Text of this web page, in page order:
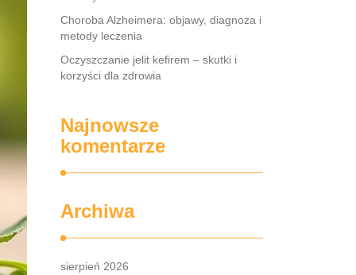
Choroba Alzheimera: objawy, diagnoza i
metody leczenia
Oczyszczanie jelit kefirem – skutki i
korzyści dla zdrowia
Najnowsze
komentarze
Archiwa
sierpień 2026